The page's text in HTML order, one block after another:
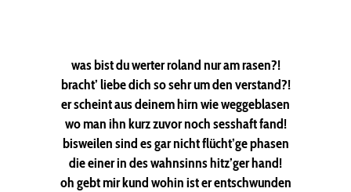
was bist du werter roland nur am rasen?!
bracht’ liebe dich so sehr um den verstand?!
er scheint aus deinem hirn wie weggeblasen
wo man ihn kurz zuvor noch sesshaft fand!
bisweilen sind es gar nicht flücht’ge phasen
die einer in des wahnsinns hitz’ger hand!
oh gebt mir kund wohin ist er entschwunden